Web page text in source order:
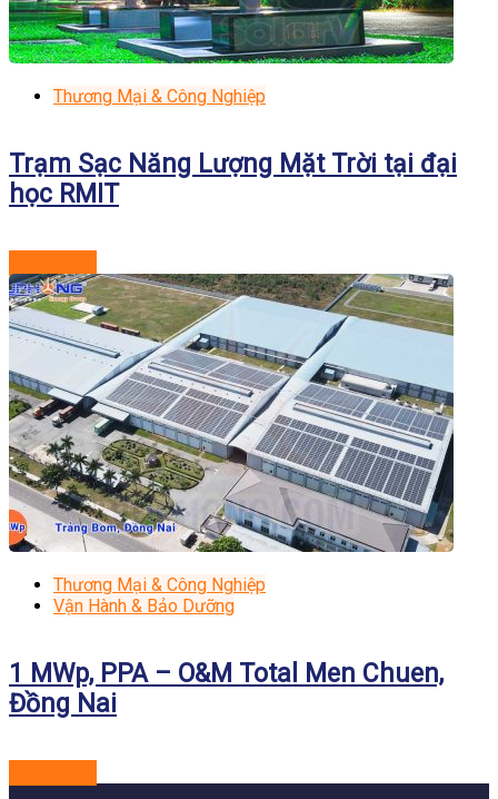
Thương Mại & Công Nghiệp
Trạm Sạc Năng Lượng Mặt Trời tại đại
học RMIT
Thương Mại & Công Nghiệp
Vận Hành & Bảo Dưỡng
1 MWp, PPA – O&M Total Men Chuen,
Đồng Nai